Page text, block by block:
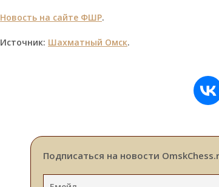
Новость на сайте ФШР.
Источник: Шахматный Омск.
Подписаться на новости